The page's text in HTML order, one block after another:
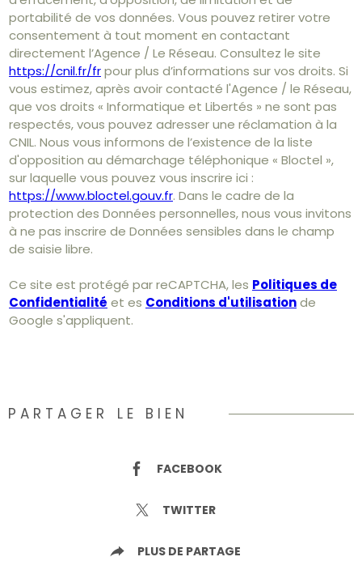
portabilité de vos données. Vous pouvez retirer votre
consentement à tout moment en contactant
directement l’Agence / Le Réseau. Consultez le site
https://cnil.fr/frpour plus d’informations sur vos droits. Si
vous estimez, après avoir contacté l'Agence / le Réseau,
que vos droits « Informatique et Libertés » ne sont pas
respectés, vous pouvez adresser une réclamation à la
CNIL. Nous vous informons de l’existence de la liste
d'opposition au démarchage téléphonique « Bloctel »,
sur laquelle vous pouvez vous inscrire ici :
https://www.bloctel.gouv.fr. Dans le cadre de la
protection des Données personnelles, nous vous invitons
à ne pas inscrire de Données sensibles dans le champ
de saisie libre.
Ce site est protégé par reCAPTCHA, les Politiques de
Confidentialité et es Conditions d'utilisationde
Google s'appliquent.
PARTAGER LE BIEN
FACEBOOK
TWITTER
PLUS DE PARTAGE